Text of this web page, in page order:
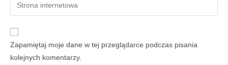
Zapamiętaj moje dane w tej przeglądarce podczas pisania
kolejnych komentarzy.